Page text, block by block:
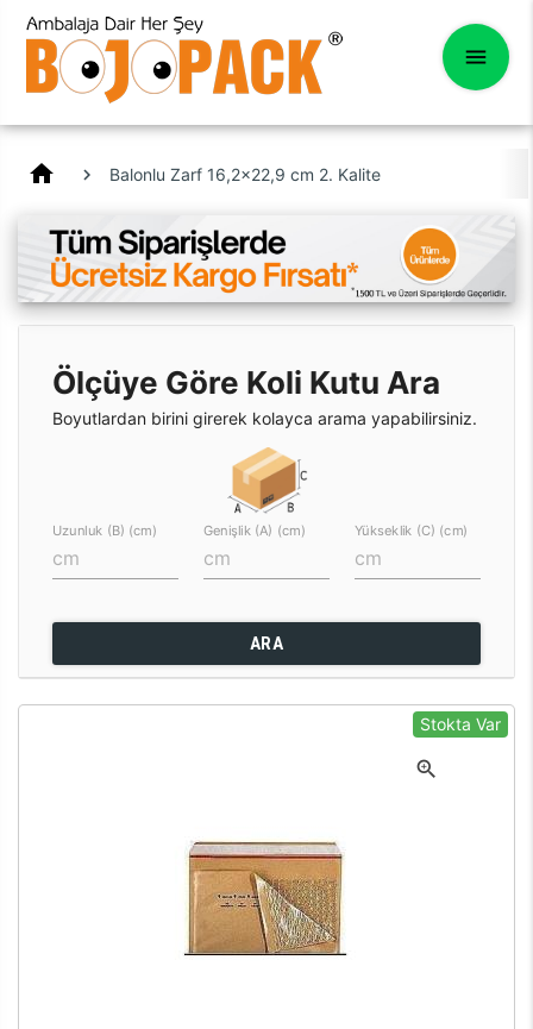
home Balonlu Zarf 16,2x22,9 cm 2. Kalite
Ölçüye Göre Koli Kutu Ara
Boyutlardan birini girerek kolayca arama yapabilirsiniz.
Uzunluk (B) (cm) Genişlik (A) (cm) Yükseklik (C) (cm)
ARA
Stokta Var